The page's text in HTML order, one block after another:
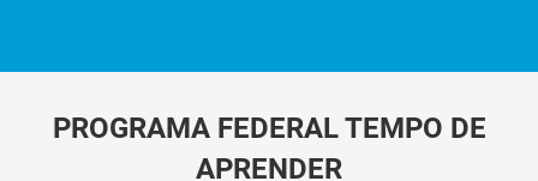
PROGRAMA FEDERAL TEMPO DE
APRENDER